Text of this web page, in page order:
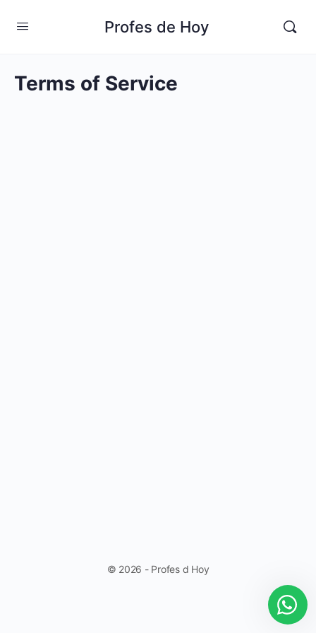
Profes de Hoy
Terms of Service
© 2026 - Profes d Hoy